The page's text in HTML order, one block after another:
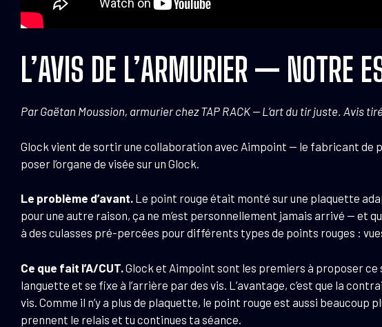
L’AVIS DE L’ARMURIER — NOTRE
Par Gaëtan Moussion, armurier chez TAP RACK — L’art du tir juste. Avis
Glock vient de sortir une collaboration avec Aimpoint — le fabricant de
poser l’organe de visée sur un Glock.
Le problème d’avant. Le point rouge était monté sur une plaquette
pour une autre raison, ça ne m’est personnellement jamais arrivé — et
à des culasses pré-percées pour différents types de points rouges :
Ce que fait l’A/CUT. Glock et Aimpoint sont les premiers à proposer ce
languette et se fixe à l’arrière par des vis. L’avantage, c’est que la
vis. Comme il n’y a plus de plaquette, le point rouge est aussi beaucoup
prennent le relais et tu continues ta séance.